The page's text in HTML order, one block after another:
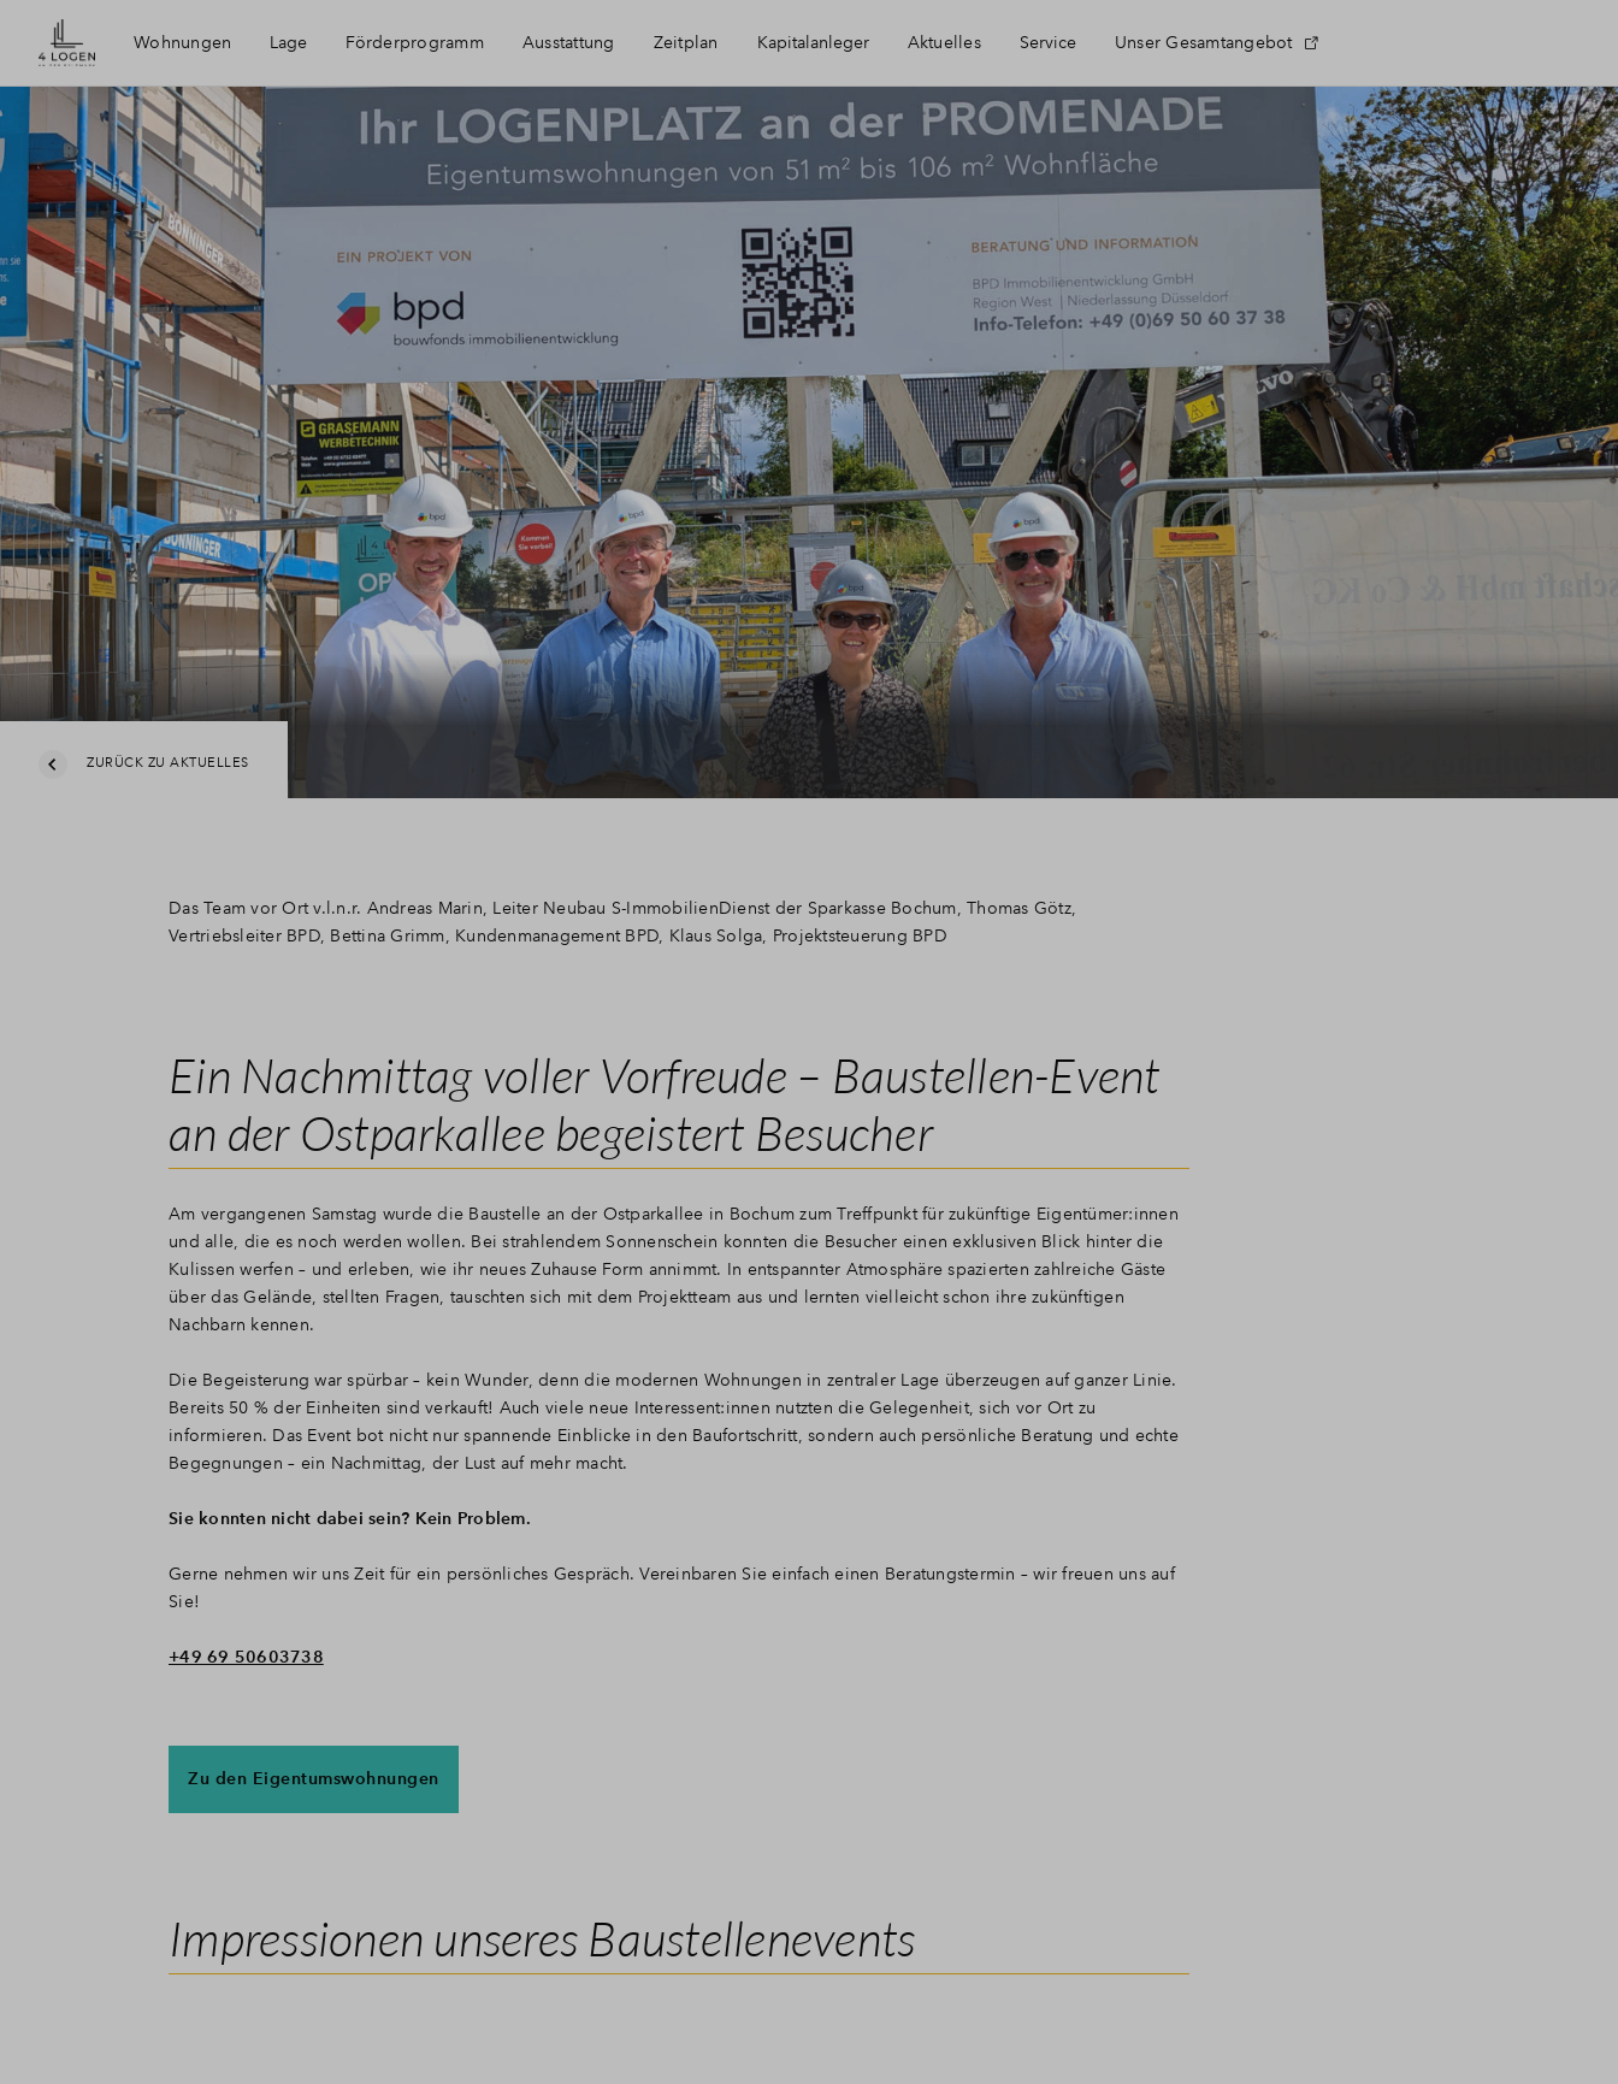
Wohnungen Lage
4 Logen an der Feldmark
Bochum
Ruhrgebiet
Förderprogramm Ausstattung Zeitplan Kapitalanleger
Immobilie als Kapitalanlage
Aktuelles Service
Häufig gestellte Fragen
Newsletter-Anmeldung
Kontakt
Über BPD
Unser Gesamtangebot
ZURÜCK ZU AKTUELLES
Das Team vor Ort v.l.n.r. Andreas Marin, Leiter Neubau S-ImmobilienDienst der Sparkasse Bochum, Thomas Götz,
Vertriebsleiter BPD, Bettina Grimm, Kundenmanagement BPD, Klaus Solga, Projektsteuerung BPD
Ein Nachmittag voller Vorfreude – Baustellen-Event
an der Ostparkallee begeistert Besucher
Am vergangenen Samstag wurde die Baustelle an der Ostparkallee in Bochum zum Treffpunkt für zukünftige Eigentümer:innen
und alle, die es noch werden wollen. Bei strahlendem Sonnenschein konnten die Besucher einen exklusiven Blick hinter die
Kulissen werfen – und erleben, wie ihr neues Zuhause Form annimmt. In entspannter Atmosphäre spazierten zahlreiche Gäste
über das Gelände, stellten Fragen, tauschten sich mit dem Projektteam aus und lernten vielleicht schon ihre zukünftigen
Nachbarn kennen.
Die Begeisterung war spürbar – kein Wunder, denn die modernen Wohnungen in zentraler Lage überzeugen auf ganzer Linie.
Bereits 50 % der Einheiten sind verkauft! Auch viele neue Interessent:innen nutzten die Gelegenheit, sich vor Ort zu
informieren. Das Event bot nicht nur spannende Einblicke in den Baufortschritt, sondern auch persönliche Beratung und echte
Begegnungen – ein Nachmittag, der Lust auf mehr macht.
Sie konnten nicht dabei sein? Kein Problem.
Gerne nehmen wir uns Zeit für ein persönliches Gespräch. Vereinbaren Sie einfach einen Beratungstermin – wir freuen uns auf
Sie!
+49 69 50603738
Zu den Eigentumswohnungen
Impressionen unseres Baustellenevents